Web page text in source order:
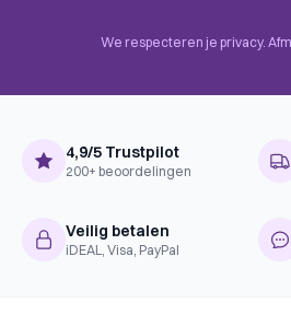
We respecteren je privacy.
4,9/5 Trustpilot
200+ beoordelingen
Veilig betalen
iDEAL, Visa, PayPal